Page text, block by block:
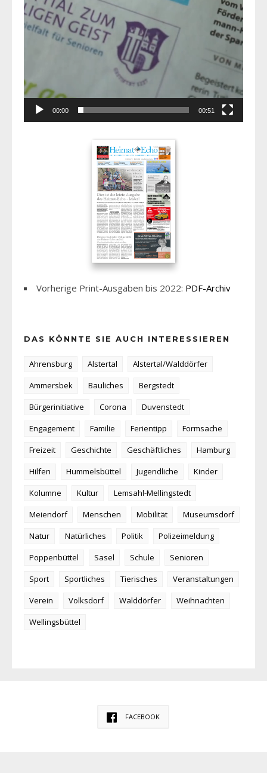
00:00 00:51
Vorherige Print-Ausgaben bis 2022: PDF-Archiv
DAS KÖNNTE SIE AUCH INTERESSIEREN
Ahrensburg Alstertal
Alstertal/Walddörfer
Ammersbek
Bauliches
Bergstedt
Bürgerinitiative
Corona
Duvenstedt
Engagement
Familie Ferientipp
Formsache
Freizeit
Geschichte Geschäftliches
Hamburg
Hilfen
Hummelsbüttel Jugendliche
Kinder
Kolumne
Kultur
Lemsahl-Mellingstedt
Meiendorf
Menschen Mobilität
Museumsdorf
Natur
Natürliches Politik
Polizeimeldung
Poppenbüttel
Sasel Schule
Senioren
Sport
Sportliches Tierisches
Veranstaltungen
Verein
Volksdorf Walddörfer
Weihnachten
Wellingsbüttel
FACEBOOK